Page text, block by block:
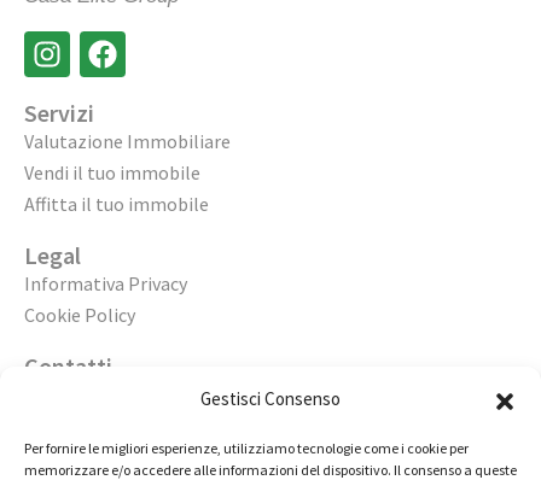
Gestisci Consenso
Per fornire le migliori esperienze, utilizziamo tecnologie come i cookie per
memorizzare e/o accedere alle informazioni del dispositivo. Il consenso a queste
Servizi
Valutazione Immobiliare
Vendi il tuo immobile
Affitta il tuo immobile
Legal
Informativa Privacy
Cookie Policy
Contatti